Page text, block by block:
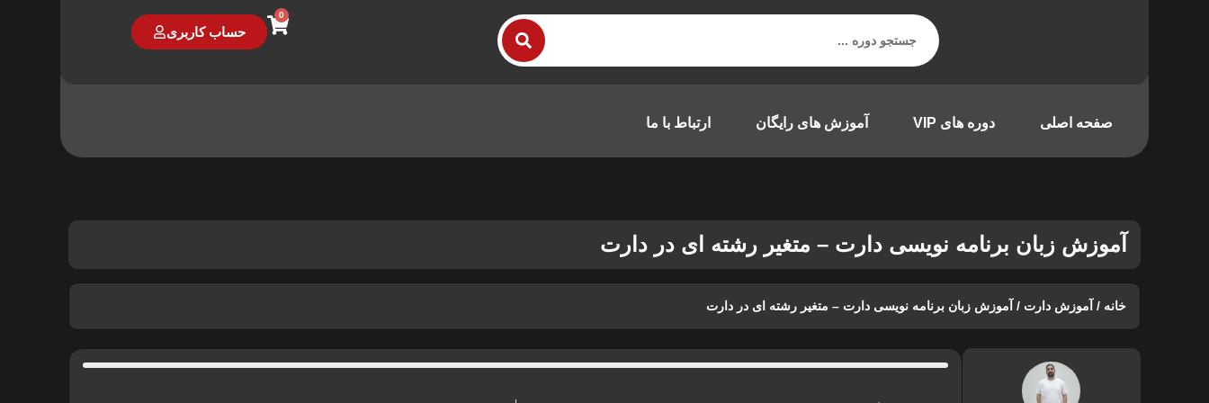
حساب کاربری
0
صفحه اصلی دوره های VIP آموزش های رایگان ارتباط با ما
آموزش زبان برنامه نویسی دارت – متغیر رشته ای در دارت
خانه / آموزش دارت / آموزش زبان برنامه نویسی دارت – متغیر رشته ای در دارت